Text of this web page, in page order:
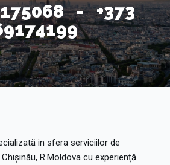
- +373
in sfera serviciilor de
R.Moldova cu experiență